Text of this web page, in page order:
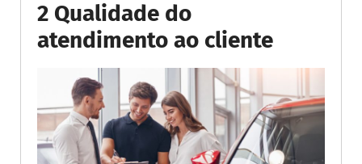
2 Qualidade do
atendimento ao cliente